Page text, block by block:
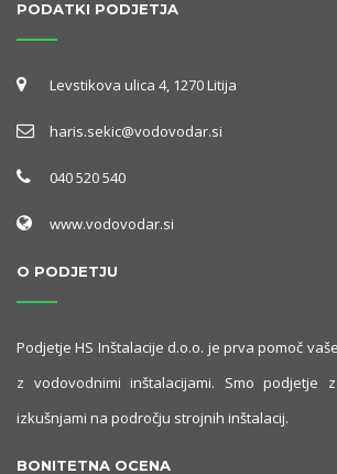
PODATKI PODJETJA
Levstikova ulica 4, 1270 Litija
haris.sekic@vodovodar.si
040 520 540
www.vodovodar.si
O PODJETJU
Podjetje HS Inštalacije d.o.o. je prva pomoč
z vodovodnimi inštalacijami. Smo podjetje
izkušnjami na področju strojnih inštalacij.
BONITETNA OCENA